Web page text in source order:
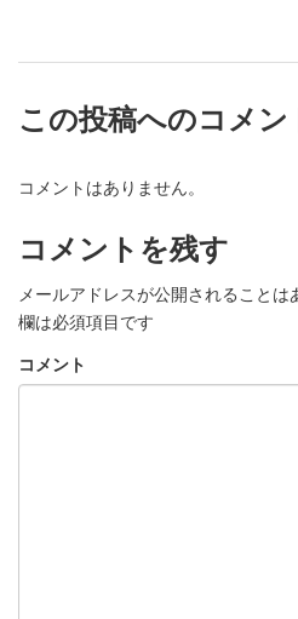
この投稿へのコメン
コメントはありません。
コメントを残す
メールアドレスが公開されることは
欄は必須項目です
コメント